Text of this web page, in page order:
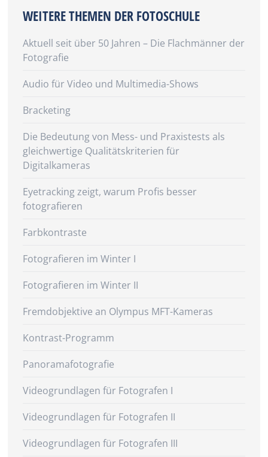
WEITERE THEMEN DER FOTOSCHULE
Aktuell seit über 50 Jahren – Die Flachmänner der
Fotografie
Audio für Video und Multimedia-Shows
Bracketing
Die Bedeutung von Mess- und Praxistests als
gleichwertige Qualitätskriterien für
Digitalkameras
Eyetracking zeigt, warum Profis besser
fotografieren
Farbkontraste
Fotografieren im Winter I
Fotografieren im Winter II
Fremdobjektive an Olympus MFT-Kameras
Kontrast-Programm
Panoramafotografie
Videogrundlagen für Fotografen I
Videogrundlagen für Fotografen II
Videogrundlagen für Fotografen III